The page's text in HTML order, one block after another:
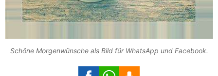
Schöne Morgenwünsche als Bild für WhatsApp und Facebook.